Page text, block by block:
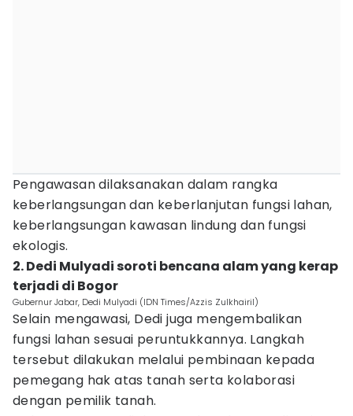
Pengawasan dilaksanakan dalam rangka
keberlangsungan dan keberlanjutan fungsi lahan,
keberlangsungan kawasan lindung dan fungsi
ekologis.
2. Dedi Mulyadi soroti bencana alam yang kerap
terjadi di Bogor
Gubernur Jabar, Dedi Mulyadi (IDN Times/Azzis Zulkhairil)
Selain mengawasi, Dedi juga mengembalikan
fungsi lahan sesuai peruntukkannya. Langkah
tersebut dilakukan melalui pembinaan kepada
pemegang hak atas tanah serta kolaborasi
dengan pemilik tanah.